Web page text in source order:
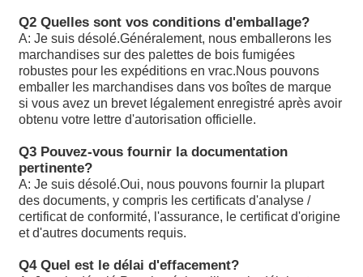
Pompes à piston à déplacement variable Rexroth
Les produits de la catégorie A1 doivent être soumis à
un contrôle d'approvisionnement.
Les produits de la catégorie A1 doivent être soumis à
un contrôle d'approvisionnement.
un contrôle d'approvisionnement.
Les produits de la catégorie A1 doivent être présentés
dans la catégorie A2 ou A3 à l'adresse suivante:
Les produits de la catégorie A1 doivent être présentés
dans la catégorie A2 ou A3 à l'adresse suivante:
A10VSO71DFR1/32R-VPB22U99
A10VSO100DFR1/32R-PPB12N00: les données sont
fournies par les autorités compétentes.
Q2 Quelles sont vos conditions d'emballage?
A: Je suis désolé.Généralement, nous emballerons les
marchandises sur des palettes de bois fumigées
robustes pour les expéditions en vrac.Nous pouvons
emballer les marchandises dans vos boîtes de marque
si vous avez un brevet légalement enregistré après avoir
obtenu votre lettre d'autorisation officielle.
Q3 Pouvez-vous fournir la documentation
pertinente?
A: Je suis désolé.Oui, nous pouvons fournir la plupart
des documents, y compris les certificats d'analyse /
certificat de conformité, l'assurance, le certificat d'origine
et d'autres documents requis.
Q4 Quel est le délai d'effacement?